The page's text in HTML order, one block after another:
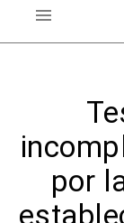
por